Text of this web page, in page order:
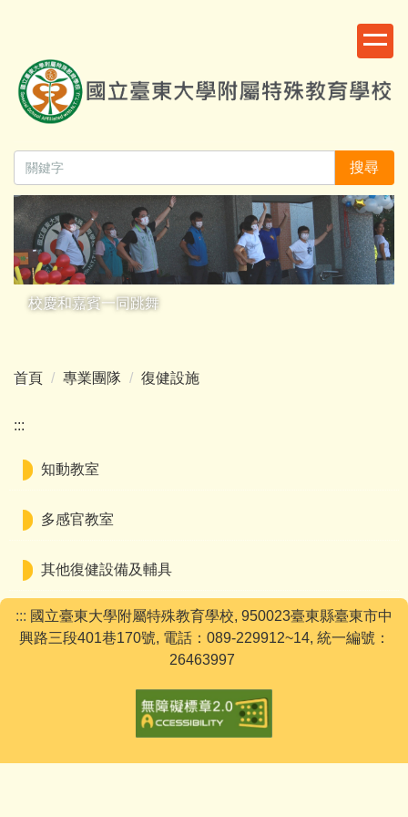
要
內
搜尋
校慶和嘉賓一同跳舞
首頁 專業團隊 復健設施
:::
知動教室
多感官教室
其他復健設備及輔具
::: 國立臺東大學附屬特殊教育學校, 950023臺東縣臺東市中
興路三段401巷170號, 電話：089-229912~14, 統一編號：
26463997